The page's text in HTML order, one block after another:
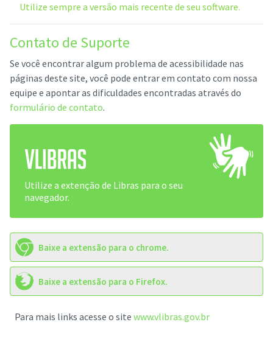
Utilize sempre a versão mais recente de seu software.
Contato de Suporte
Se você encontrar algum problema de acessibilidade nas
páginas deste site, você pode entrar em contato com nossa
equipe e apontar as dificuldades encontradas através do
formulário de contato.
Utilize a extenção de Libras para o seu
navegador.
Baixe a extensão para o chrome.
Baixe a extensão para o Firefox.
Para mais links acesse o site www.vlibras.gov.br